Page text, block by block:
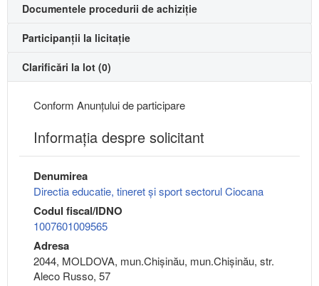
Documentele procedurii de achiziție
Participanții la licitație
Clarificări la lot (0)
Conform Anunțului de participare
Informaţia despre solicitant
Denumirea
Directia educatie, tineret şi sport sectorul Ciocana
Codul fiscal/IDNO
1007601009565
Adresa
2044, MOLDOVA, mun.Chişinău, mun.Chişinău, str.
Aleco Russo, 57